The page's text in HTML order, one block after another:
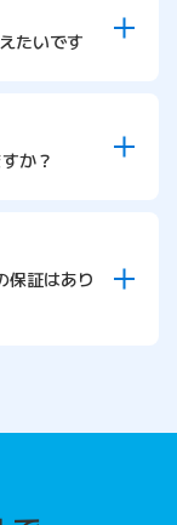
たいです
か？
保証はあり